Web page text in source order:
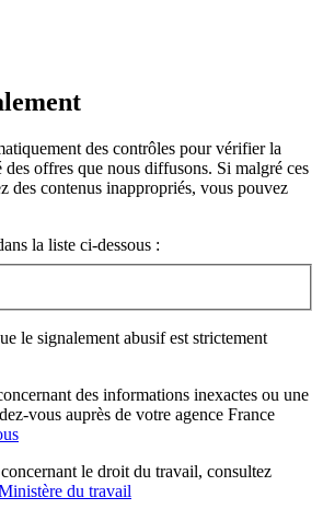
des contrôles pour vérifier la
offres que nous diffusons. Si malgré ces
des contenus inappropriés, vous pouvez
la liste ci-dessous :
le signalement abusif est strictement
des informations inexactes ou une
vous auprès de votre agence France
le droit du travail, consultez
du travail